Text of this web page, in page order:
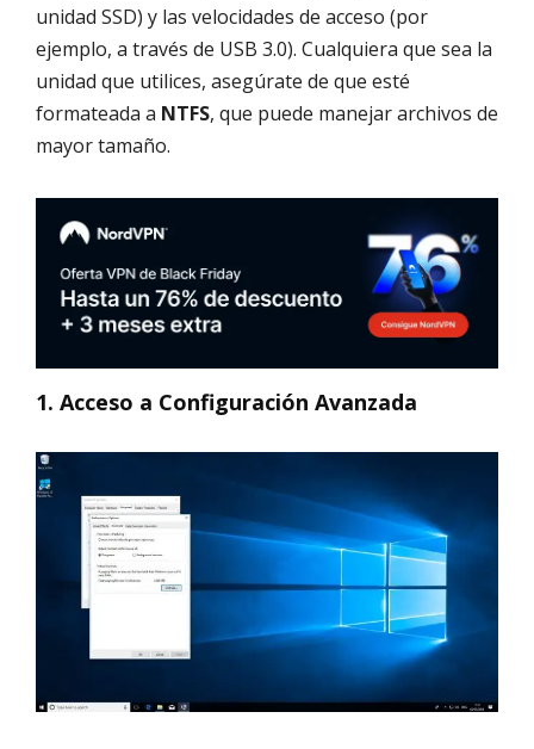
unidad SSD) y las velocidades de acceso (por
ejemplo, a través de USB 3.0). Cualquiera que sea la
unidad que utilices, asegúrate de que esté
formateada a NTFS, que puede manejar archivos de
mayor tamaño.
1. Acceso a Configuración Avanzada